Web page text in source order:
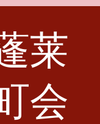
莱
会